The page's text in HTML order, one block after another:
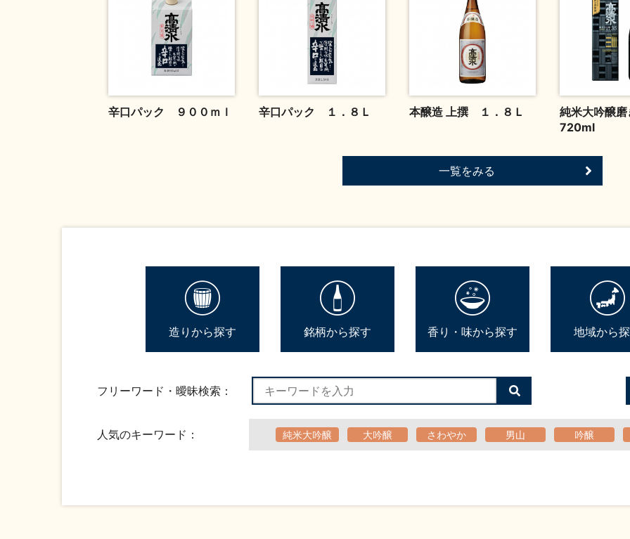
辛口パック ９００ｍｌ 辛口パック １．８Ｌ 本醸造 上撰 １．８Ｌ
純米大吟醸
720ml
一覧をみる
造りから探す 銘柄から探す 香り・味から探す 地域から
フリーワード・曖昧検索：
検
索
る
人気のキーワード： 純米大吟醸 大吟醸 さわやか 男山 吟醸